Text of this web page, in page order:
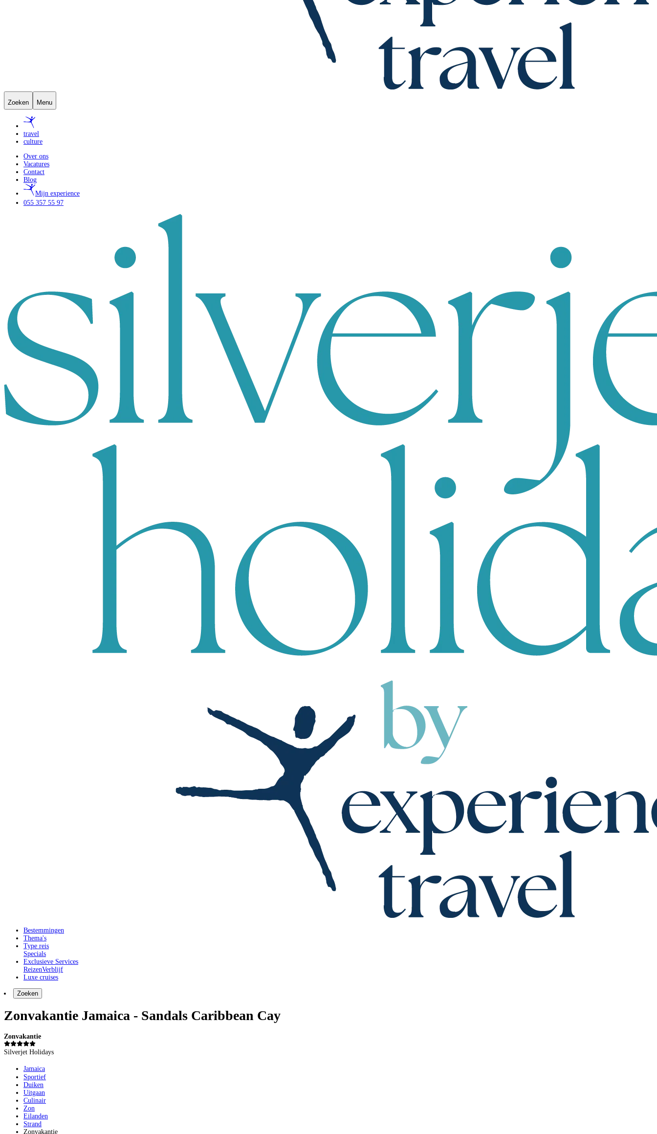
Zoeken Menu
travel
culture
Over ons
Vacatures
Contact
Blog
Mijn experience
055 357 55 97
Bestemmingen
Thema's
Type reis
Specials
Exclusieve Services
ReizenVerblijf
Luxe cruises
Zoeken
Zonvakantie Jamaica - Sandals Caribbean Cay
Zonvakantie
Silverjet Holidays
Jamaica
Sportief
Duiken
Uitgaan
Culinair
Zon
Eilanden
Strand
Zonvakantie